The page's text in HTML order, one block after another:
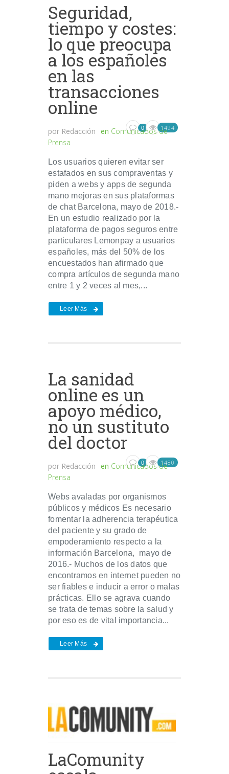
Seguridad,
tiempo y costes:
lo que preocupa
a los españoles
en las
transacciones
online
por Redacción en Comunicados de
Prensa
0 1494
Los usuarios quieren evitar ser
estafados en sus compraventas y
piden a webs y apps de segunda
mano mejoras en sus plataformas
de chat Barcelona, mayo de 2018.-
En un estudio realizado por la
plataforma de pagos seguros entre
particulares Lemonpay a usuarios
españoles, más del 50% de los
encuestados han afirmado que
compra artículos de segunda mano
entre 1 y 2 veces al mes,...
Leer Más
La sanidad
online es un
apoyo médico,
no un sustituto
del doctor
por Redacción en Comunicados de
Prensa
0 1480
Webs avaladas por organismos
públicos y médicos Es necesario
fomentar la adherencia terapéutica
del paciente y su grado de
empoderamiento respecto a la
información Barcelona, mayo de
2016.- Muchos de los datos que
encontramos en internet pueden no
ser fiables e inducir a error o malas
prácticas. Ello se agrava cuando
se trata de temas sobre la salud y
por eso es de vital importancia...
Leer Más
LaComunity